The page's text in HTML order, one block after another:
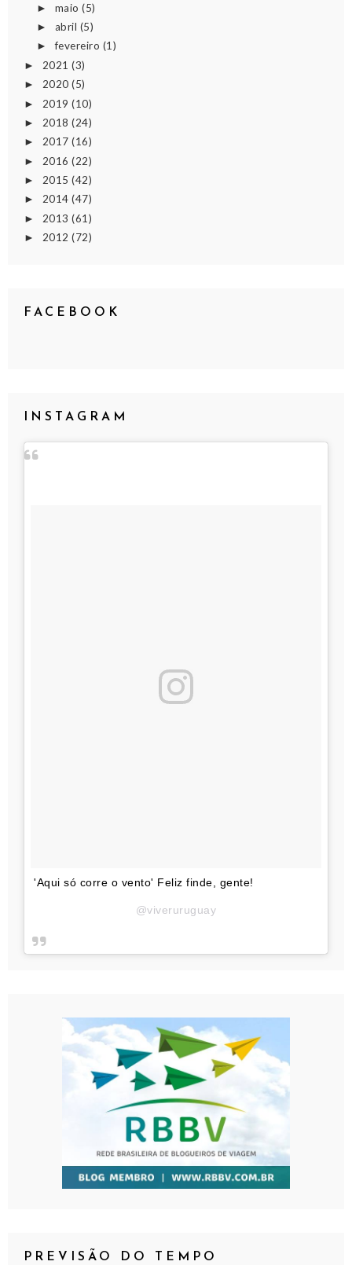
► maio(5)
► abril (5)
►fevereiro (1)
► 2021 (3)
► 2020 (5)
► 2019 (10)
► 2018 (24)
► 2017 (16)
► 2016 (22)
► 2015 (42)
► 2014 (47)
► 2013 (61)
► 2012 (72)
FACEBOOK
INSTAGRAM
'Aqui só corre o vento' Feliz finde, gente!
@viveruruguay
PREVISÃO DO TEMPO